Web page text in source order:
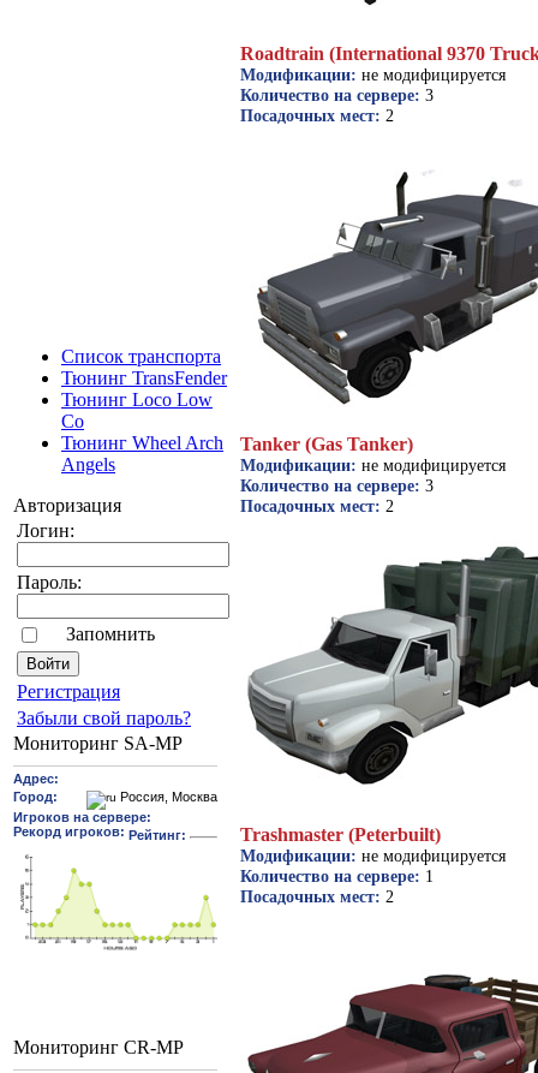
Список транспорта
Тюнинг TransFender
Тюнинг Loco Low
Co
Тюнинг Wheel Arch
Angels
Авторизация
Логин:
Пароль:
Запомнить
Pегиcтрaция
Забыли свой пароль?
Мониторинг SA-MP
Мониторинг CR-MP
Roadtrain (International 9370
Модификации: не модифицируется
Количество на сервере: 3
Посадочных мест: 2
Tanker (Gas Tanker)
Модификации: не модифицируется
Количество на сервере: 3
Посадочных мест: 2
Trashmaster (Peterbuilt)
Модификации: не модифицируется
Количество на сервере: 1
Посадочных мест: 2